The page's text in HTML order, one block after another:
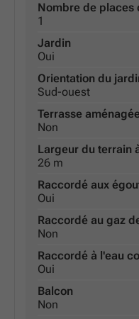
Nombre de places
1
Jardin
Oui
Orientation du
Sud-ouest
Terrasse aménagée
Non
Largeur du terrain
26 m
Raccordé aux
Oui
Raccordé au gaz
Non
Raccordé à l'eau
Oui
Balcon
Non